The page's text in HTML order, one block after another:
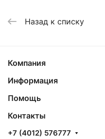
Назад к списку
Компания
Информация
Помощь
Контакты
+7 (4012) 576777